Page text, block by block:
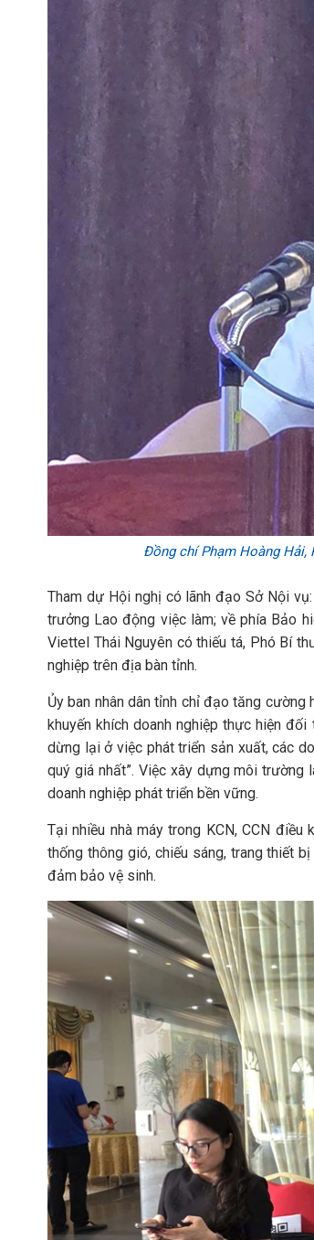
Đồng chí Phạm Hoàng Hải,
Tham dự Hội nghị có lãnh đạo Sở Nội
trưởng Lao động việc làm; về phía Bảo
Viettel Thái Nguyên có thiếu tá, Phó Bí
nghiệp trên địa bàn tỉnh.
Ủy ban nhân dân tỉnh chỉ đạo tăng
khuyến khích doanh nghiệp thực hiện
dừng lại ở việc phát triển sản xuất, các
quý giá nhất”. Việc xây dựng môi trường
doanh nghiệp phát triển bền vững.
Tại nhiều nhà máy trong KCN, CCN
thống thông gió, chiếu sáng, trang thiết
đảm bảo vệ sinh.